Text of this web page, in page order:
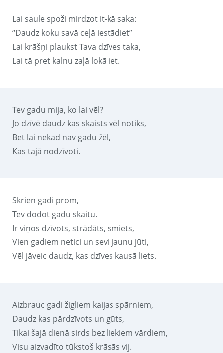
Lai saule spoži mirdzot it-kā saka:
“Daudz koku savā ceļā iestādiet”
Lai krāšņi plaukst Tava dzīves taka,
Lai tā pret kalnu zaļā lokā iet.
Tev gadu mija, ko lai vēl?
Jo dzīvē daudz kas skaists vēl notiks,
Bet lai nekad nav gadu žēl,
Kas tajā nodzīvoti.
Skrien gadi prom,
Tev dodot gadu skaitu.
Ir viņos dzīvots, strādāts, smiets,
Vien gadiem netici un sevi jaunu jūti,
Vēl jāveic daudz, kas dzīves kausā liets.
Aizbrauc gadi žigliem kaijas spārniem,
Daudz kas pārdzīvots un gūts,
Tikai šajā dienā sirds bez liekiem vārdiem,
Visu aizvadīto tūkstoš krāsās vij.